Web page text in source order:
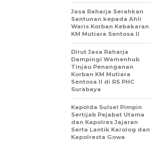
Jasa Raharja Serahkan
Santunan kepada Ahli
Waris Korban Kebakaran
KM Mutiara Sentosa II
Dirut Jasa Raharja
Dampingi Wamenhub
Tinjau Penanganan
Korban KM Mutiara
Sentosa II di RS PHC
Surabaya
Kapolda Sulsel Pimpin
Sertijab Pejabat Utama
dan Kapolres Jajaran
Serta Lantik Karolog dan
Kapolresta Gowa